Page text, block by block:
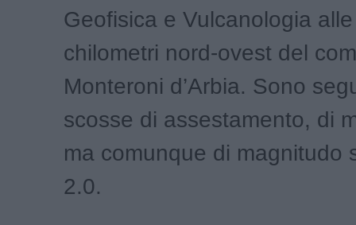
Geofisica e Vulcanologia
chilometri nord-ovest del
Monteroni d’Arbia. Sono
scosse di assestamento, di
ma comunque di magnitudo
2.0.